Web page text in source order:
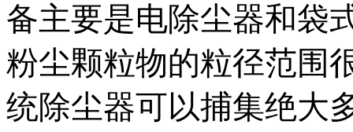
备主要是电除尘器和袋
粉尘颗粒物的粒径范围
统除尘器可以捕集绝大